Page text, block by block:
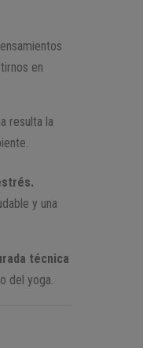
en
resulta la
y una
técnica
del yoga.